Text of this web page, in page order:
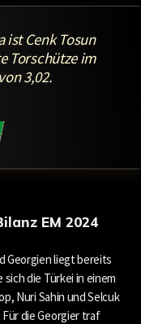
ist Cenk Tosun
Torschütze im
3,02.
EM 2024
Georgien liegt bereits
die Türkei in einem
Nuri Sahin und Selcuk
die Georgier traf